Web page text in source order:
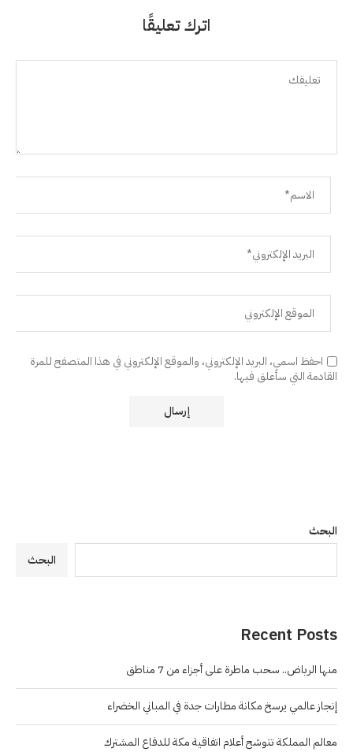
اترك تعليقًا
احفظ اسمي، البريد الإلكتروني، والموقع الإلكتروني في هذا المتصفح للمرة
القادمة التي سأعلق فيها.
البحث
البحث
Recent Posts
منها الرياض.. سحب ماطرة على أجزاء من 7 مناطق
إنجاز عالمي يرسخ مكانة مطارات جدة في المباني الخضراء
معالم المملكة تتوشح أعلام اتفاقية مكة للدفاع المشترك